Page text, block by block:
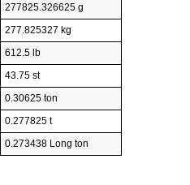
277825.326625 g
277.825327 kg
612.5 lb
43.75 st
0.30625 ton
0.277825 t
0.273438 Long ton